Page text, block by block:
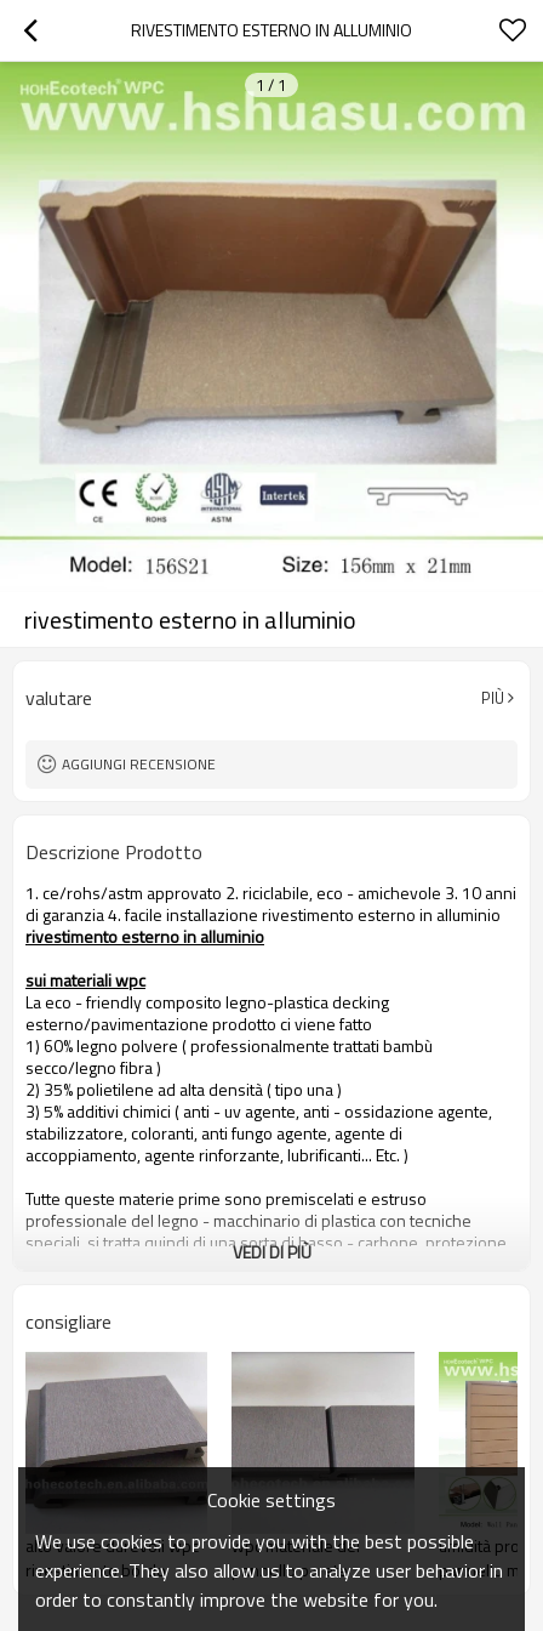
RIVESTIMENTO ESTERNO IN ALLUMINIO
1 / 1
rivestimento esterno in alluminio
valutare PIÙ
AGGIUNGI RECENSIONE
Descrizione Prodotto
1. ce/rohs/astm approvato 2. riciclabile, eco - amichevole 3. 10 anni
di garanzia 4. facile installazione rivestimento esterno in alluminio
rivestimento esterno in alluminio
sui materiali wpc
La eco - friendly composito legno-plastica decking
esterno/pavimentazione prodotto ci viene fatto
1) 60% legno polvere ( professionalmente trattati bambù
secco/legno fibra )
2) 35% polietilene ad alta densità ( tipo una )
3) 5% additivi chimici ( anti - uv agente, anti - ossidazione agente,
stabilizzatore, coloranti, anti fungo agente, agente di
accoppiamento, agente rinforzante, lubrificanti... Etc. )
Tutte queste materie prime sono premiscelati e estruso
professionale del legno - macchinario di plastica con tecniche
speciali, si tratta quindi di una sorta di basso - carbone, protezione
ambientale e riciclabile nuovo materiale.
le persone possono beneficiare hohecotech dai seguenti attributi
1. amichevole ambientale, 100% riciclato.
2. basso di manutenzione
3. facile installazione
4. resistenza alla temperatura, adatto da - 29& deg; c per +51& deg;
5. lungo - durata di utilizzo ( 10 anni di garanzia )
6. acqua - prova, idratazione - prova, insetti - prova
7. con profumo di legno, molto naturale sentire
9. look elegante
10. Anche, stabilità dimensionale
VEDI DI PIÙ
consigliare
alto valore durevoli wpc
rivestimento bordo
wpc materiale del
pannello parete
umidità prova
pannello
Cookie settings
We use cookies to provide you with the best possible
experience. They also allow us to analyze user behavior in
order to constantly improve the website for you.